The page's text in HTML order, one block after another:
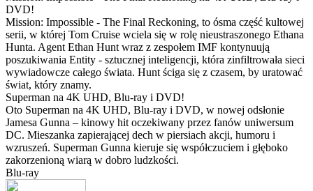
DVD!
Mission: Impossible - The Final Reckoning, to ósma część kultowej
serii, w której Tom Cruise wciela się w rolę nieustraszonego Ethana
Hunta. Agent Ethan Hunt wraz z zespołem IMF kontynuują
poszukiwania Entity - sztucznej inteligencji, która zinfiltrowała sieci
wywiadowcze całego świata. Hunt ściga się z czasem, by uratować
świat, który znamy.
Superman na 4K UHD, Blu-ray i DVD!
Oto Superman na 4K UHD, Blu-ray i DVD, w nowej odsłonie
Jamesa Gunna – kinowy hit oczekiwany przez fanów uniwersum
DC. Mieszanka zapierającej dech w piersiach akcji, humoru i
wzruszeń. Superman Gunna kieruje się współczuciem i głęboko
zakorzenioną wiarą w dobro ludzkości.
Blu-ray